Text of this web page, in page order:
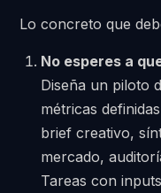
Lo concreto que
No esperes a
Diseña un piloto
métricas
brief creativo,
mercado,
Tareas con